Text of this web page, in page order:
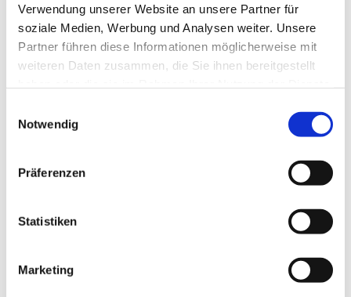
Verwendung unserer Website an unsere Partner für
soziale Medien, Werbung und Analysen weiter. Unsere
Partner führen diese Informationen möglicherweise mit
weiteren Daten zusammen, die Sie ihnen bereitgestellt
Notwendig
Präferenzen
Statistiken
Marketing
Interessierte können jederzeit - außer direkt vor
Chormitglieder informieren sich bitte anhand
andere Räume verlegte Proben.